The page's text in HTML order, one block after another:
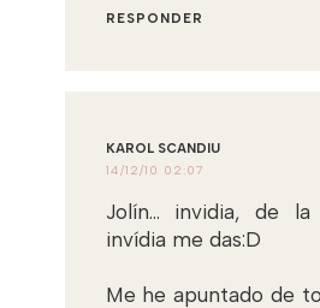
RESPONDER
KAROL SCANDIU
14/12/10 02:07
Jolín... invidia, de
invídia me das:D
Me he apuntado de